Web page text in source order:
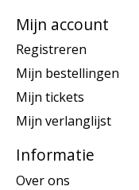
Mijn account
Registreren
Mijn bestellingen
Mijn tickets
Mijn verlanglijst
Informatie
Over ons